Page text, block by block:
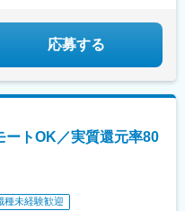
2ビル12-12
崎駅、桐生駅、館林駅、渋川
駅、草加駅、春日部駅、上尾
市駅、入間市駅、三郷駅(埼玉
渋谷駅、調布駅、上野駅、小平
祥寺駅、多摩センター駅、青梅
駅、東京駅、国立駅、玉川上
、市川駅、柏駅、五井駅、千
台駅、習志野駅、浦安駅(千葉
円（＋88,000円/月）・20
→月給287,000円（＋50,000
：月給316,000円→月給
代/Javaエンジニア（上流）：
＋78,000円/月）
応募する
ートOK／実質還元率80
種未経験歓迎